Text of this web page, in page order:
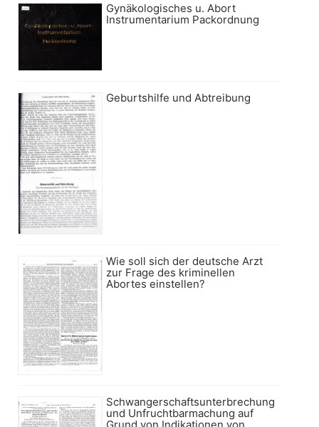
Gynäkologisches u. Abort
Instrumentarium Packordnung
Geburtshilfe und Abtreibung
Wie soll sich der deutsche Arzt
zur Frage des kriminellen
Abortes einstellen?
Schwangerschaftsunterbrechung
und Unfruchtbarmachung auf